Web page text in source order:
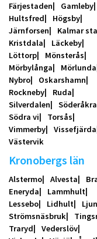
Färjestaden
Gamleby
Hultsfred
Högsby
Järnforsen
Kalmar
Kristdala
Läckeby
Löttorp
Mönsterås
Mörbylånga
Mörlunda
Nybro
Oskarshamn
Rockneby
Ruda
Silverdalen
Söderåkra
Södra vi
Torsås
Vimmerby
Vissefjärda
Västervik
Kronobergs län
Alstermo Alvesta
Eneryda
Lammhult
Lessebo
Lidhult
Strömsnäsbruk
Traryd
Vederslöv